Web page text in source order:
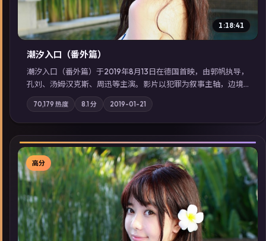
1:18:41
潮汐入口（番外篇）
潮汐入口（番外篇）于2019年8月13日在德国首映，由郭帆执导，
孔刘、汤姆·汉克斯、周迅等主演。影片以犯罪为叙事主轴，边境
小镇的平静被一封匿名信彻底打破；摄影与配乐强化地域气质；
站内亦可通过「国产免费观看高清电视剧在线看」延展检索同类
型高分佳作，畅享高清在线追剧体验。
70,179 热度 8.1分 2019-01-21
▶
高分